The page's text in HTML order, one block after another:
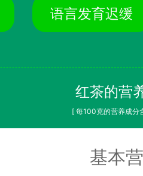
语言发育迟缓
红茶的营
[ 每100克的营养成分
基本